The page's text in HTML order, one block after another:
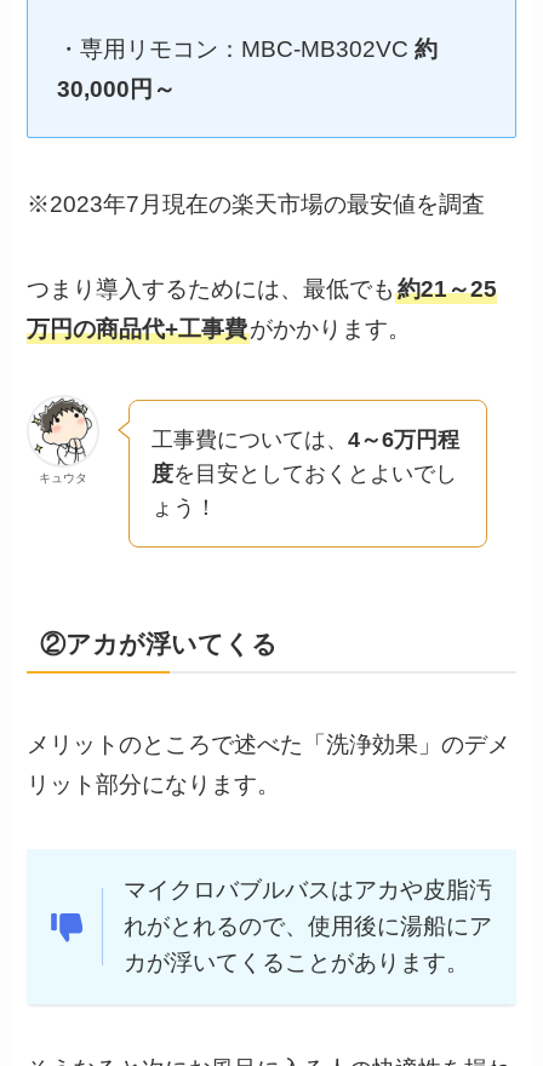
・専用リモコン：MBC-MB302VC 約
30,000円～
※2023年7月現在の楽天市場の最安値を調査
つまり導入するためには、最低でも約21～25
万円の商品代+工事費がかかります。
キュウタ
工事費については、4～6万円程
度を目安としておくとよいでし
ょう！
②アカが浮いてくる
メリットのところで述べた「洗浄効果」のデメ
リット部分になります。
マイクロバブルバスはアカや皮脂汚
れがとれるので、使用後に湯船にア
カが浮いてくることがあります。